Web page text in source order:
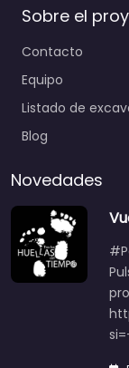
Sobre el
Contacto
Equipo
Listado de
Blog
Novedades